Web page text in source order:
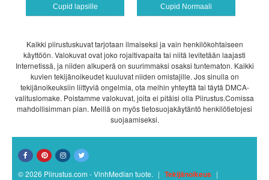
Cupid lapsille Cupid Normaali
Kaikki piirustuskuvat tarjotaan ilmaiseksi ja vain henkilökohtaiseen
käyttöön. Valokuvat ovat joko rojaltivapaita tai niitä levitetään laajasti
Internetissä, ja niiden alkuperä on suurimmaksi osaksi tuntematon. Kaikki
kuvien tekijänoikeudet kuuluvat niiden omistajille. Jos sinulla on
tekijänoikeuksiin liittyviä ongelmia, ota meihin yhteyttä tai täytä DMCA-
valituslomake. Poistamme valokuvat, joita ei pitäisi olla Piirustus.Comissa
mahdollisimman pian. Meillä on myös tietosuojakäytäntö henkilötietojesi
suojaamiseksi.
© 2026 Piirustus.com - VinhMedian tuote. | Tekijänoikeus |